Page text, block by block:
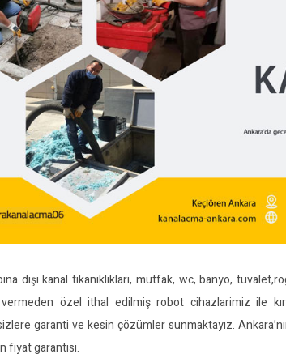
dışı kanal tıkanıklıkları, mutfak, wc, banyo,
özel ithal edilmiş robot cihazlarimiz ile
garanti ve kesin çözümler sunmaktayız.
fiyat garantisi.